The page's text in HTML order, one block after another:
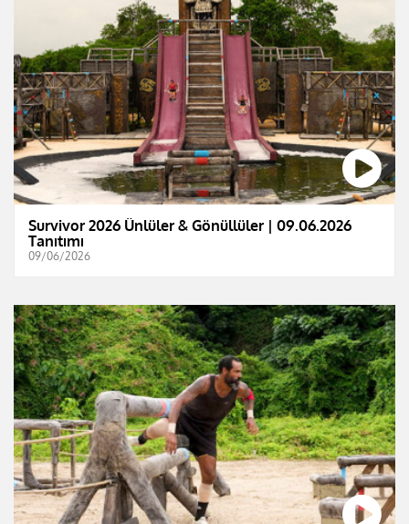
Survivor 2026 Ünlüler & Gönüllüler | 09.06.2026
Tanıtımı
09/06/2026